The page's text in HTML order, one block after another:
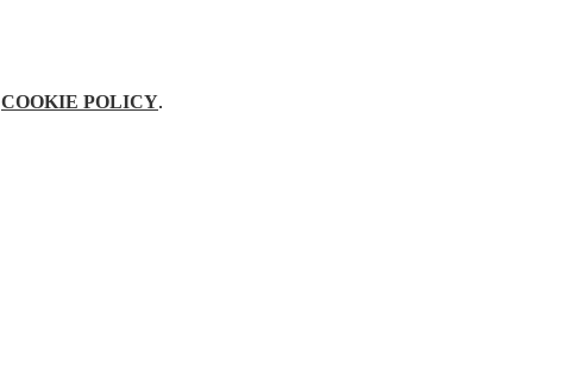
COOKIE POLICY.